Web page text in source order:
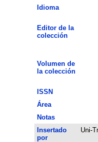
Idioma
Editor de la
colección
Volumen de
la colección
ISSN
Área
Notas
Insertado
por
Uni-